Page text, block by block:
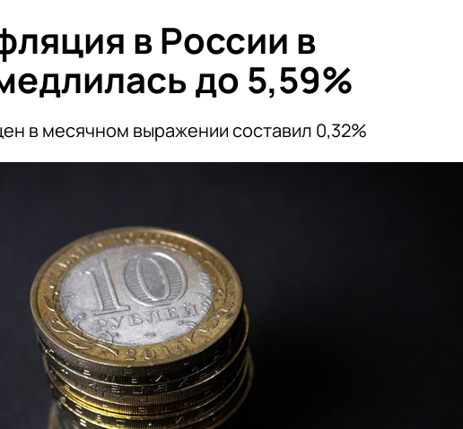
в России в
до 5,59%
в месячном выражении составил 0,32%